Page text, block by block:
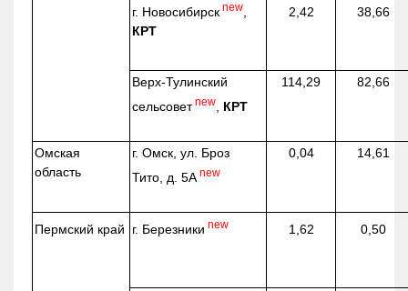
г. Новосибирск new
КРТ
2,42 38,66
Верх-Тулинский
сельсовет new КРТ
114,29 82,66
Омская
область
г. Омск, ул. Броз
Тито, д. 5А new
0,04 14,61
Пермский край г. Березники new 1,62 0,50